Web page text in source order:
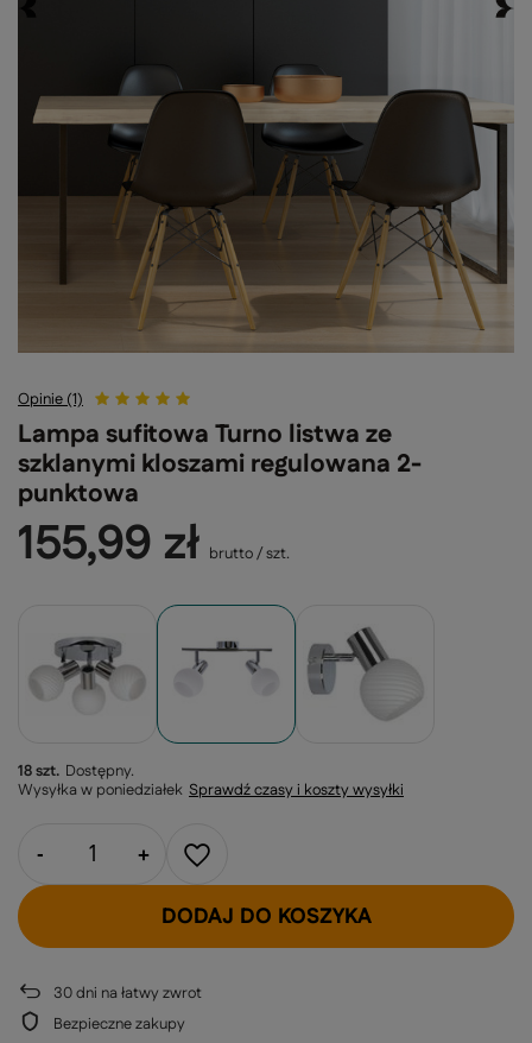
Opinie (1)
Lampa sufitowa Turno listwa ze
szklanymi kloszami regulowana 2-
punktowa
18 szt. Dostępny
Wysyłka w poniedziałek Sprawdź czasy i koszty wysyłki
155,99 zł brutto/szt.
- +
DODAJ DO KOSZYKA
30dni na łatwy zwrot
Bezpieczne zakupy